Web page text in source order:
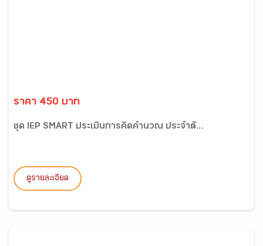
ราคา 450 บาท
ชุด IEP SMART ประเมินการคิดคำนวณ ประจำตั...
ดูรายละเอียด